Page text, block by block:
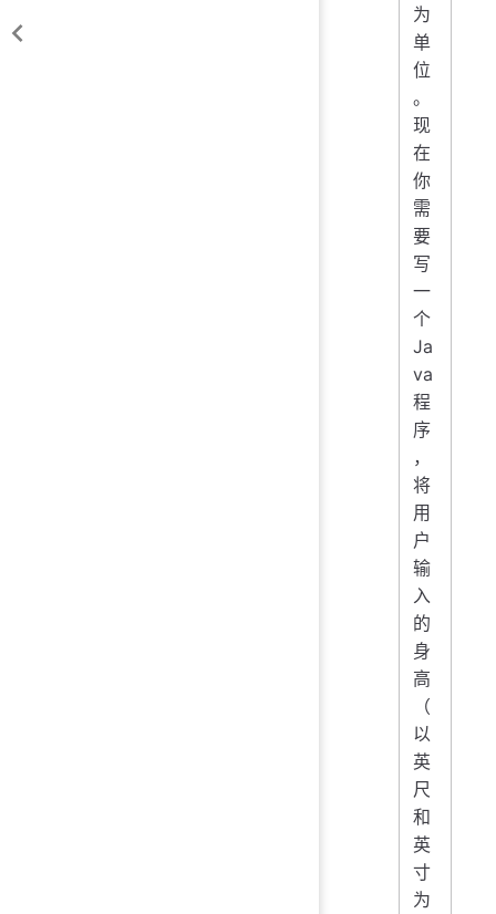
为
单
位
。
现
在
你
需
要
写
一
个
Ja
va
程
序
，
将
用
户
输
入
的
身
高
（
以
英
尺
和
英
寸
为